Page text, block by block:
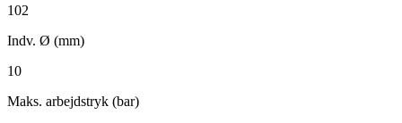
102
Indv. Ø (mm)
10
Maks. arbejdstryk (bar)